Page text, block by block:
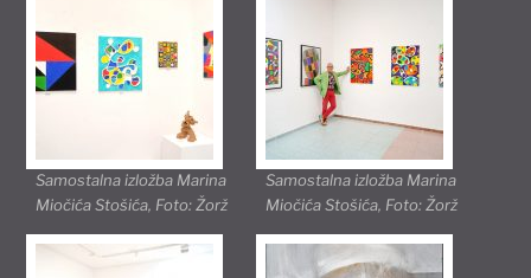
Samostalna izložba Marina
Miočića Stošića, Foto: Žorž
Samostalna izložba Marina
Miočića Stošića, Foto: Žorž